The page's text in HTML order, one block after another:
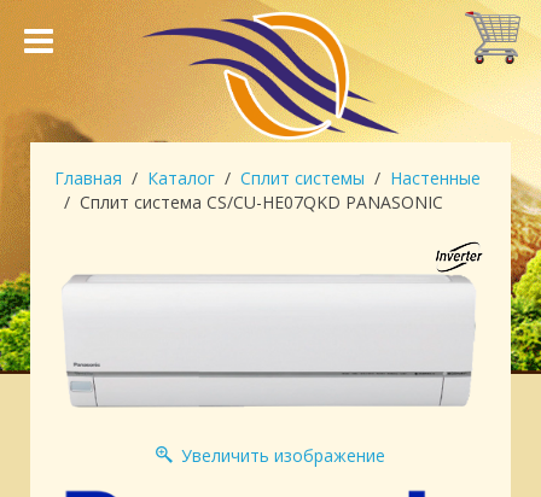
Главная Каталог Сплит системы
Настенные
Сплит система CS/CU-HE07QKD PANASONIC
Увеличить изображение